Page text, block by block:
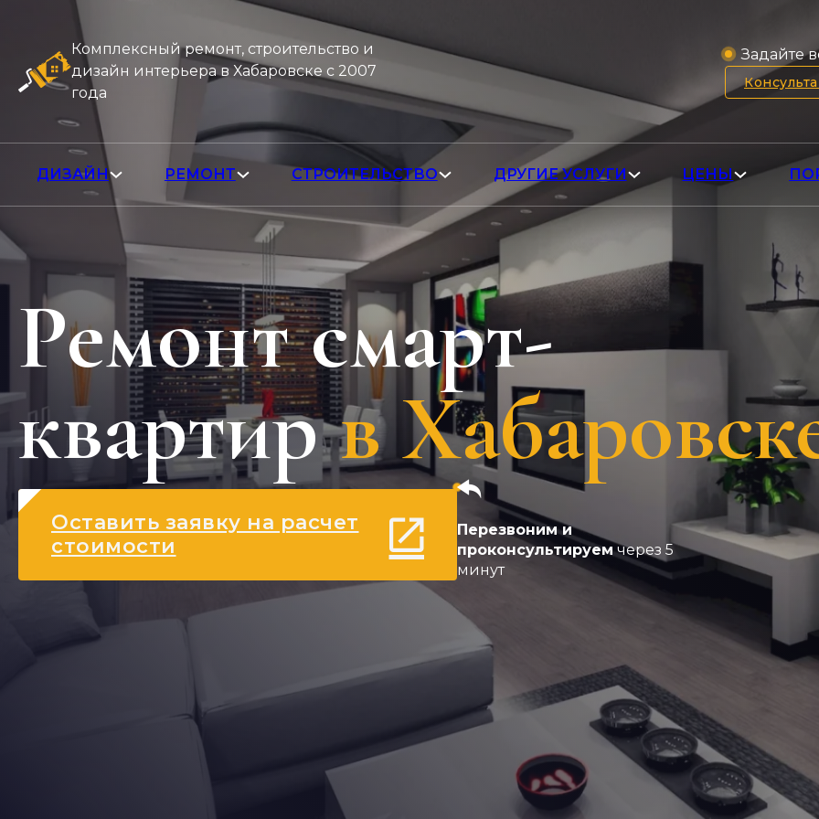
Комплексный ремонт, строительство и
дизайн интерьера в Хабаровске с 2007
года
Задайте
ДИЗАЙН РЕМОНТ СТРОИТЕЛЬСТВО ДРУГИЕ УСЛУГИ ЦЕНЫ
Ремонт смарт-
квартирв
Оставить заявку на расчет
стоимости
Перезвоним и
проконсультируемчерез 5
минут